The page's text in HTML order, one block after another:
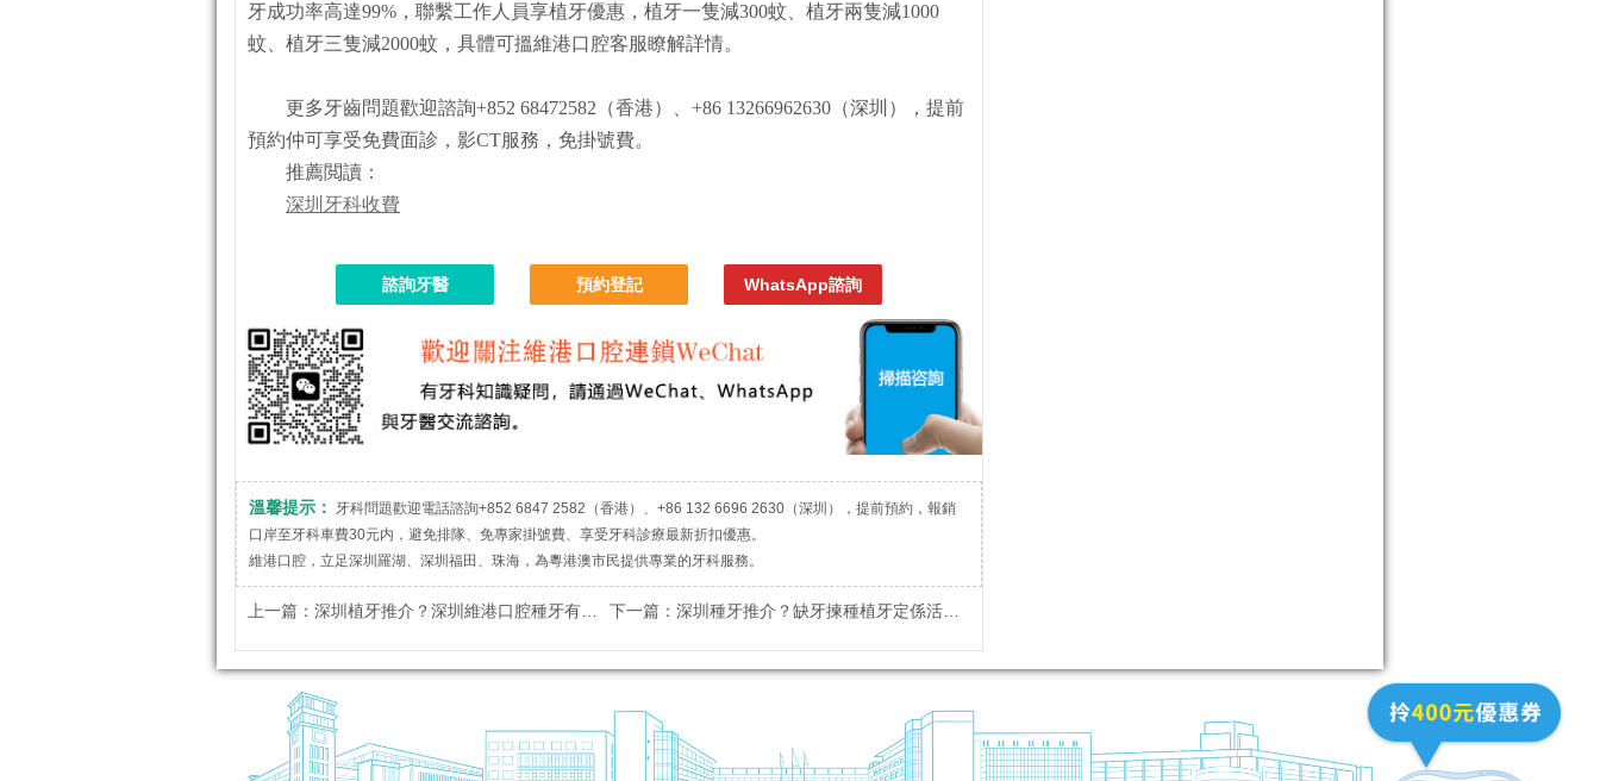
牙成功率高達99%，聯繫工作人員享植牙優惠，植牙一隻減300蚊、植牙兩隻減1000
蚊、植牙三隻減2000蚊，具體可搵維港口腔客服瞭解詳情。
更多牙齒問題歡迎諮詢+852 68472582（香港）、+86 13266962630（深圳），提前
預約仲可享受免費面診，影CT服務，免掛號費。
推薦閲讀：
深圳牙科收費
諮詢牙醫 預約登記 WhatsApp諮詢
溫馨提示：
牙科問題歡迎電話諮詢+852 6847 2582（香港）、+86 132 6696 2630（深圳），提前預約，報銷
口岸至牙科車費30元内，避免排隊、免專家掛號費、享受牙科診療最新折扣優惠。
維港口腔，立足深圳羅湖、深圳福田、珠海，為粵港澳市民提供專業的牙科服務。
上一篇： 深圳植牙推介？深圳維港口腔種牙有乜優勢？ 下一篇： 深圳種牙推介？缺牙揀種植牙定係活動假牙？邊個比較好？